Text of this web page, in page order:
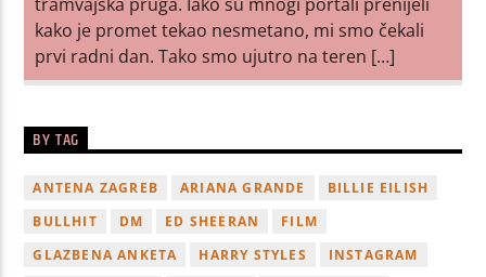
kako je promet tekao nesmetano, mi smo čekali
prvi radni dan. Tako smo ujutro na teren […]
BY TAG
ANTENA ZAGREB ARIANA GRANDE
BILLIE EILISH
BULLHIT
DM ED SHEERAN
FILM
GLAZBENA ANKETA
HARRY STYLES
INSTAGRAM